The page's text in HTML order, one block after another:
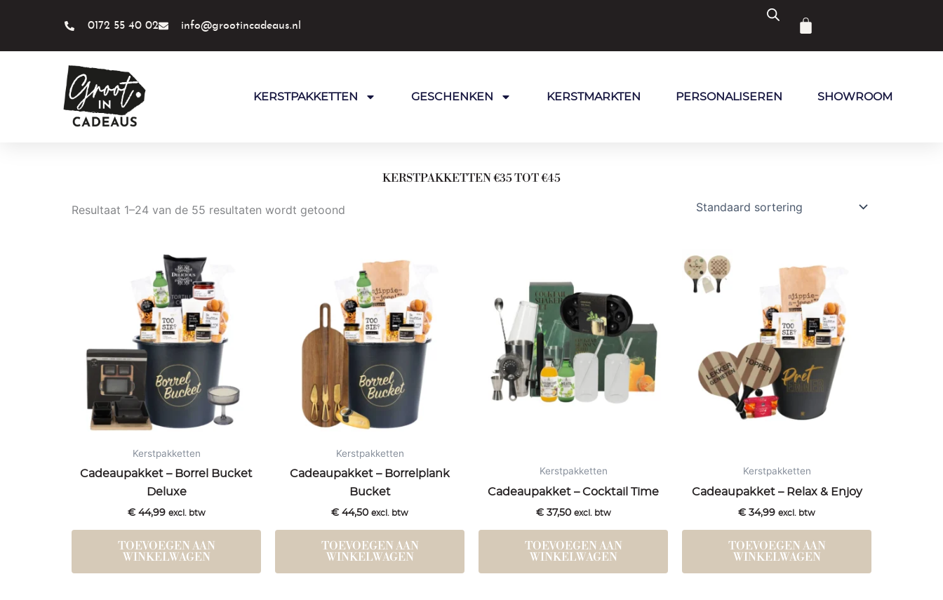
0172 55 40 02 info@grootincadeaus.nl Winkelwagen
KERSTPAKKETTEN GESCHENKEN KERSTMARKTEN PERSONALISEREN SHOWROOM
KERSTPAKKETTEN €35 TOT €45
Resultaat 1–24 van de 55 resultaten wordt getoond
Kerstpakketten
Cadeaupakket – Borrel Bucket
Deluxe
€44,99 excl. btw
TOEVOEGEN AAN
WINKELWAGEN
Kerstpakketten
Cadeaupakket – Borrelplank
Bucket
€44,50 excl. btw
TOEVOEGEN AAN
WINKELWAGEN
Kerstpakketten
Cadeaupakket – Cocktail Time
€37,50 excl. btw
TOEVOEGEN AAN
WINKELWAGEN
Kerstpakketten
Cadeaupakket – Relax & Enjoy
€34,99 excl. btw
TOEVOEGEN AAN
WINKELWAGEN